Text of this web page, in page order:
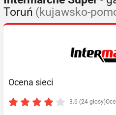
Toruń (kujawsko-
Ocena sieci
3.6 (24 głosy)